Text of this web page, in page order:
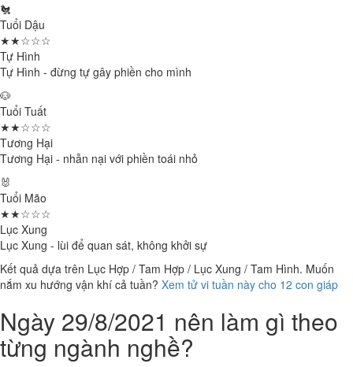
🐔
Tuổi Dậu
★★☆☆☆
Tự Hình
Tự Hình - đừng tự gây phiền cho mình
🐶
Tuổi Tuất
★★☆☆☆
Tương Hại
Tương Hại - nhẫn nại với phiền toái nhỏ
🐰
Tuổi Mão
★★☆☆☆
Lục Xung
Lục Xung - lùi để quan sát, không khởi sự
Kết quả dựa trên Lục Hợp / Tam Hợp / Lục Xung / Tam Hình. Muốn
nắm xu hướng vận khí cả tuần? Xem tử vi tuần này cho 12 con giáp
Ngày 29/8/2021 nên làm gì theo
từng ngành nghề?